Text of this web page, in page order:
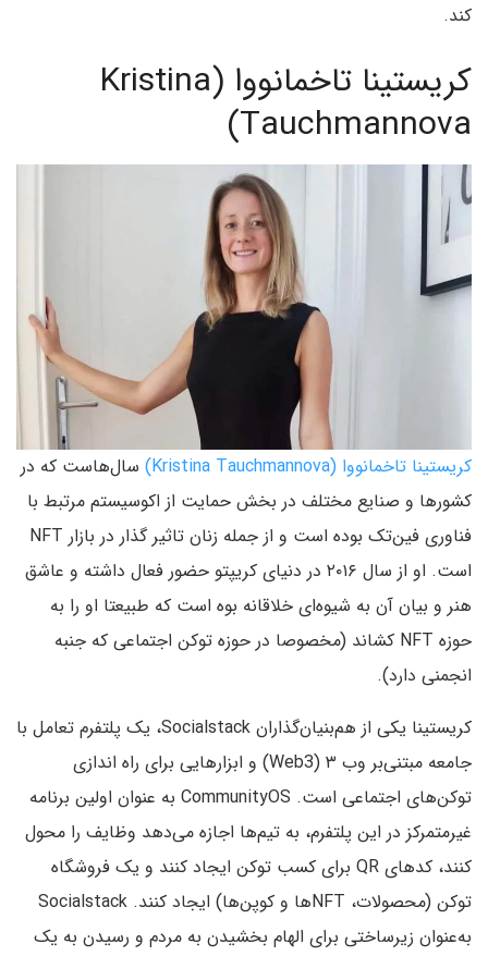
کند.
کریستینا تاخمانووا (Kristina
Tauchmannova)
کریستینا تاخمانووا (Kristina Tauchmannova)
سال‌هاست که در
کشورها و صنایع مختلف در بخش حمایت از اکوسیستم مرتبط با
فناوری فین‌تک بوده است و از جمله زنان تاثیر گذار در بازار NFT
است. او از سال ۲۰۱۶ در دنیای کریپتو حضور فعال داشته و عاشق
هنر و بیان آن به شیوه‌ای خلاقانه بوه است که طبیعتا او را به
حوزه NFT کشاند (مخصوصا در حوزه توکن اجتماعی که جنبه
انجمنی دارد).
کریستینا یکی از هم‌بنیان‌گذاران Socialstack، یک پلتفرم تعامل با
جامعه مبتنی‌بر وب ۳ (Web3) و ابزارهایی برای راه اندازی
توکن‌های اجتماعی است. CommunityOS به عنوان اولین برنامه
غیرمتمرکز در این پلتفرم، به تیم‌ها اجازه می‌دهد وظایف را محول
کنند، کدهای QR برای کسب توکن ایجاد کنند و یک فروشگاه
توکن (محصولات، NFTها و کوپن‌ها) ایجاد کنند. Socialstack
به‌عنوان زیرساختی برای الهام بخشیدن به مردم و رسیدن به یک